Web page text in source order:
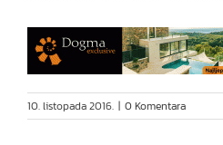
10. listopada 2016. | 0 Komentara